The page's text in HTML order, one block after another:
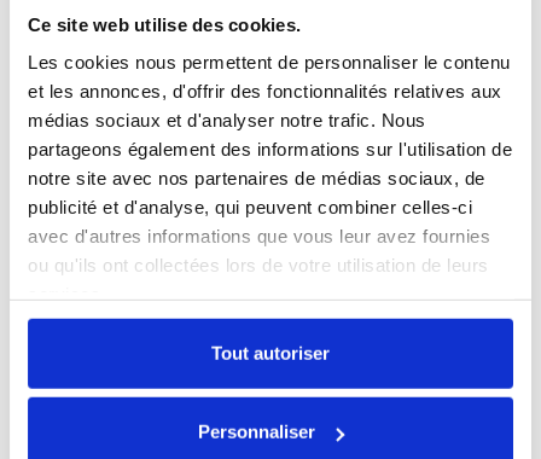
Ce site web utilise des cookies.
Les cookies nous permettent de personnaliser le contenu
et les annonces, d'offrir des fonctionnalités relatives aux
médias sociaux et d'analyser notre trafic. Nous
partageons également des informations sur l'utilisation de
notre site avec nos partenaires de médias sociaux, de
publicité et d'analyse, qui peuvent combiner celles-ci
avec d'autres informations que vous leur avez fournies
ou qu'ils ont collectées lors de votre utilisation de leurs
Tout autoriser
Personnaliser
AirPods Pro 1 MageSafe
146,30 €